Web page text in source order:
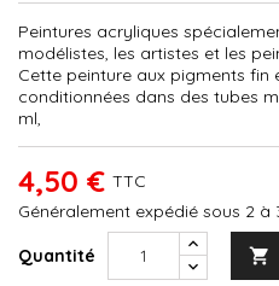
Peintures acryliques
modélistes, les artistes et les
Cette peinture aux pigments fin
conditionnées dans des tubes
ml,
4,50 € TTC
Généralement expédié sous 2 à
Quantité 